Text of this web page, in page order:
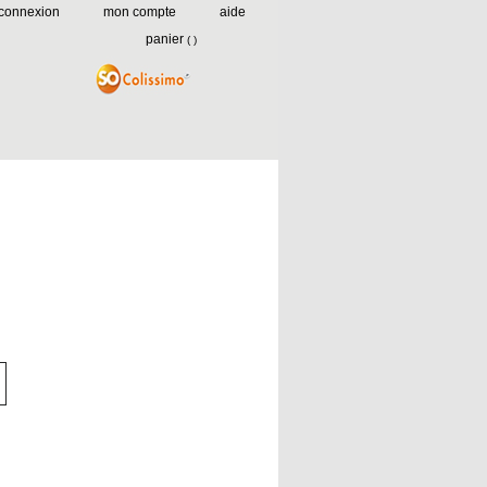
aide
mon compte
panier ( )